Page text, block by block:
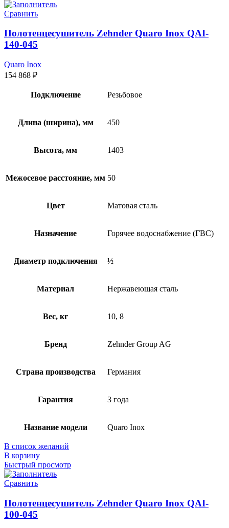
Сравнить
Полотенцесушитель Zehnder Quaro Inox QAI-
140-045
Quaro Inox
154 868 ₽
Подключение Резьбовое
Длина (ширина), мм 450
Высота, мм 1403
Межосевое расстояние, мм 50
Цвет Матовая сталь
Назначение Горячее водоснабжение (ГВС)
Диаметр подключения ½
Материал Нержавеющая сталь
Вес, кг 10, 8
Бренд Zehnder Group AG
Страна производства Германия
Гарантия 3 года
Название модели Quaro Inox
В список желаний
В корзину
Быстрый просмотр
Сравнить
Полотенцесушитель Zehnder Quaro Inox QAI-
100-045